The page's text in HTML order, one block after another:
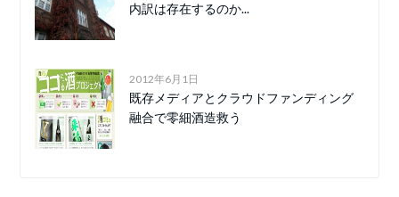
内訳は存在するのか...
2012年6月1日
既存メディアとクラウドファンディング
融合で零細酒造救う